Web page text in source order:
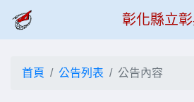
彰化縣立
首頁 公告列表 公告內容